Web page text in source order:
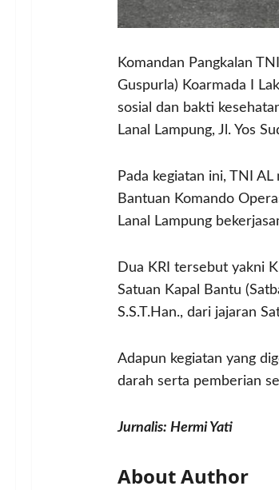
Komandan Pangkalan
Guspurla) Koarmada I
sosial dan bakti
Lanal Lampung, Jl. Yos
Pada kegiatan ini, TNI
Bantuan Komando
Lanal Lampung
Dua KRI tersebut yakni
Satuan Kapal Bantu
S.S.T.Han., dari jajaran
Adapun kegiatan yang
darah serta pemberian
Jurnalis: Hermi Yati
About Author